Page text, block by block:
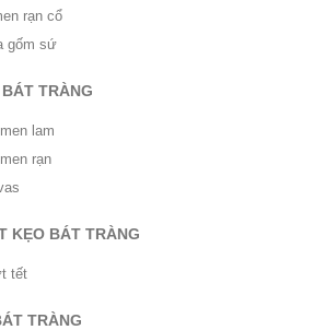
rạn cổ
gốm sứ
TRÀNG
lam
rạn
KẸO BÁT TRÀNG
tết
TRÀNG